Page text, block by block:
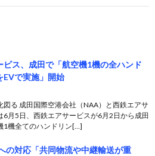
ビス、成田で「航空機1機の全ハンド
EVで実施」開始
図る 成田国際空港会社（NAA）と西鉄エアサ
6月5日、西鉄エアサービスが6月2日から成田
1機全てのハンドリン[…]
の対応「共同物流や中継輸送が重